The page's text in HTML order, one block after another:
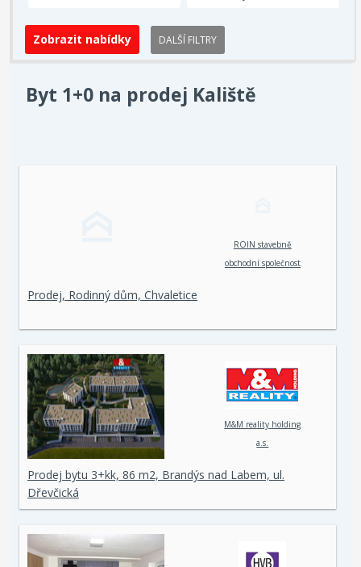
DALŠÍ FILTRY
Byt 1+0 na prodej Kaliště
ROIN stavebně
obchodní společnost
Prodej, Rodinný dům, Chvaletice
M&M reality holding
a.s.
Prodej bytu 3+kk, 86 m2, Brandýs nad Labem, ul.
Dřevčická